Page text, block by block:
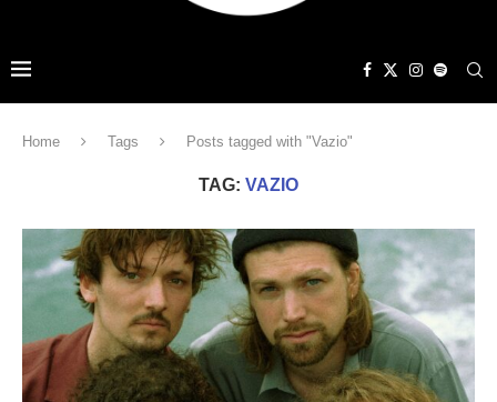
Home Tags Posts tagged with "Vazio"
TAG: VAZIO